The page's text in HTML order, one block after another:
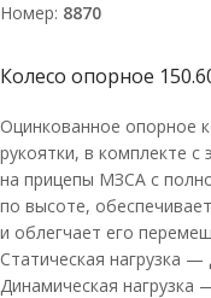
Номер: 8870
Колесо опорное
Оцинкованное опорное
рукоятки, в комплекте с
на прицепы МЗСА с
по высоте,
и облегчает его
Статическая нагрузка —
Динамическая нагрузка